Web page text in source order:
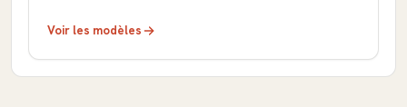
Voir les modèles